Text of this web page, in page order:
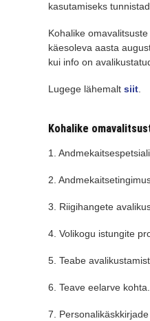
kasutamiseks
Kohalike
käesoleva aasta
kui info on
Lugege lähemalt siit.
Kohalike
1.
2.
3. Riigihangete
4. Volikogu istungite
5. Teabe
6. Teave eelarve kohta.
7.